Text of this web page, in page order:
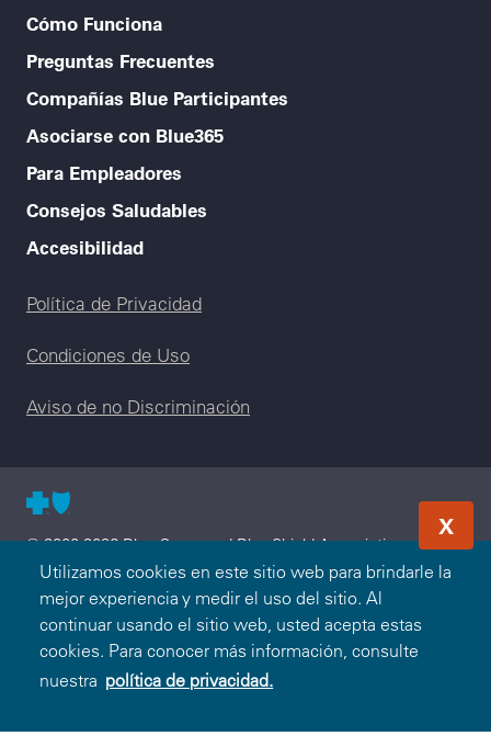
Utilizamos cookies en este sitio web para brindarle la
mejor experiencia y medir el uso del sitio. Al
continuar usando el sitio web, usted acepta estas
cookies. Para conocer más información, consulte
nuestra política de privacidad.
X
Cómo Funciona
Preguntas Frecuentes
Compañías Blue Participantes
Asociarse con Blue365
Para Empleadores
Consejos Saludables
Accesibilidad
Legal menu
Política de Privacidad
Condiciones de Uso
Aviso de no Discriminación
© 2000-2026 Blue Cross and Blue Shield Association —
Todos los Derechos Reservados. El programa Blue365 es
presentado a usted por Blue Cross and Blue Shield
Association. Blue Cross and Blue Shield Association es una
asociación de Compañías Blue Cross y/o Blue Shield
independientes que operan a nivel local. Premera Blue Cross
es un licenciatario independiente de Blue Cross and Blue